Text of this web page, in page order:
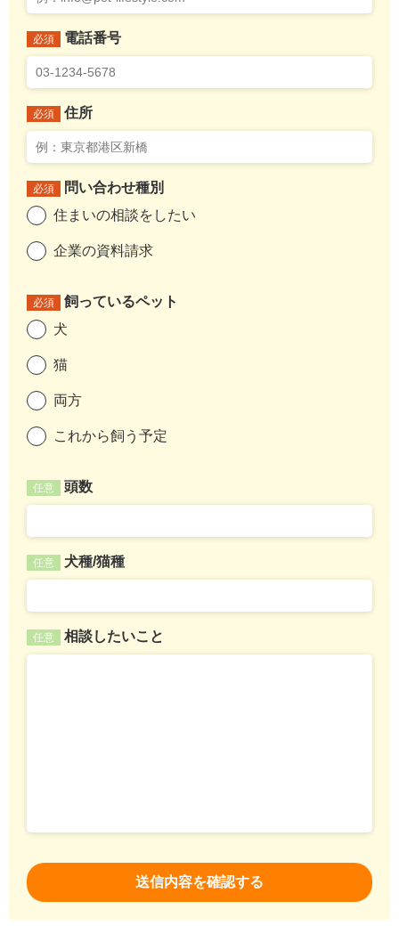
必須 電話番号
必須 住所
必須
問い合わせ種別
住まいの相談をしたい
企業の資料請求
必須
飼っているペット
犬
猫
両方
これから飼う予定
任意 頭数
任意 犬種/猫種
任意 相談したいこと